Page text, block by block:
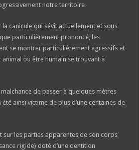
notre territoire
canicule qui sévit actuellement et sous
particulièrement prononcé, les
se montrer particulièrement agressifs et
ou être humain se trouvant à
de passer à quelques mètres
été ainsi victime de plus d’une centaines de
les parties apparentes de son corps
rigide) doté d’une dentition